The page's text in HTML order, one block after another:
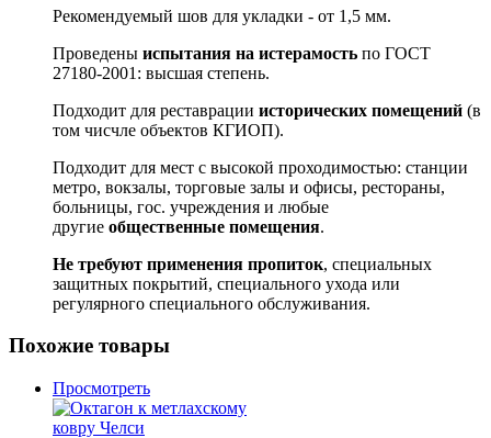
Рекомендуемый шов для укладки - от 1,5 мм.
Проведены испытания на истерамость по ГОСТ
27180-2001: высшая степень.
Подходит для реставрации исторических помещений (в
том чисчле объектов КГИОП).
Подходит для мест с высокой проходимостью: станции
метро, вокзалы, торговые залы и офисы, рестораны,
больницы, гос. учреждения и любые
другие общественные помещения.
Не требуют применения пропиток, специальных
защитных покрытий, специального ухода или
регулярного специального обслуживания.
Похожие товары
Просмотреть